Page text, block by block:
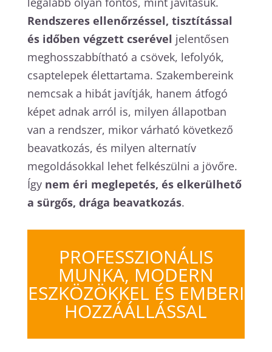
Rendszeres ellenőrzéssel, tisztítással
és időben végzett cserével jelentősen
meghosszabbítható a csövek, lefolyók,
csaptelepek élettartama. Szakembereink
nemcsak a hibát javítják, hanem átfogó
képet adnak arról is, milyen állapotban
van a rendszer, mikor várható következő
beavatkozás, és milyen alternatív
megoldásokkal lehet felkészülni a jövőre.
Így nem éri meglepetés, és elkerülhető
a sürgős, drága beavatkozás.
PROFESSZIONÁLIS
MUNKA, MODERN
ESZKÖZÖKKEL ÉS EMBERI
HOZZÁÁLLÁSSAL